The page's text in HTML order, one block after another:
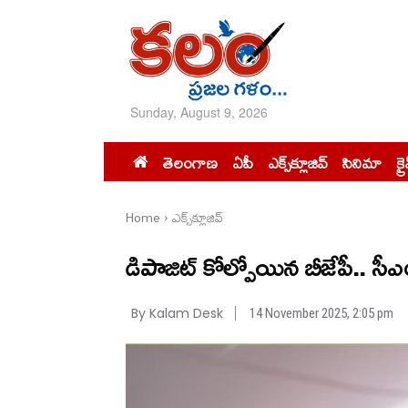
Sunday, August 9, 2026
తెలంగాణ ఏపీ ఎక్స్‌క్లూజివ్‌ సినిమా
Home ఎక్స్‌క్లూజివ్‌
డిపాజిట్ కోల్పోయిన బీజేపీ..
By Kalam Desk 14 November 2025, 2:05 pm